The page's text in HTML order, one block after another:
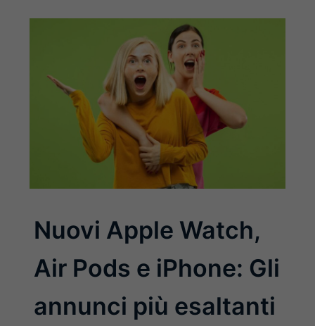
Nuovi Apple Watch,
Air Pods e iPhone: Gli
annunci più esaltanti